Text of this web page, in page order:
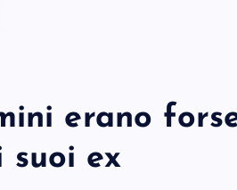
erano
suoi ex